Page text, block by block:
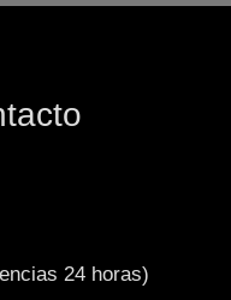
24 horas)